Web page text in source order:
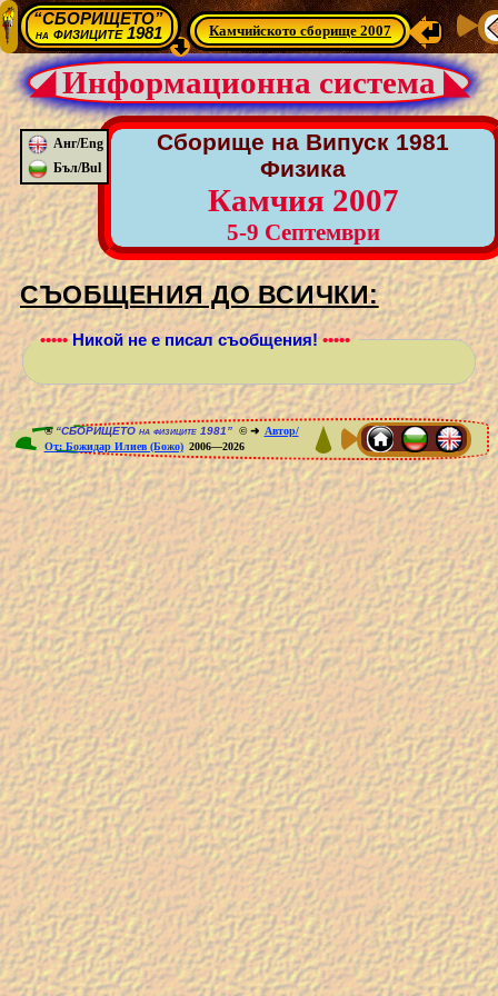
“СБОРИЩЕТО”
нафизиците 1981 Камчийското сборище 2007
◢ Информационна система ◣
Анг/Eng
Бъл/Bul
Сборище на Випуск 1981
Физика
Камчия 2007
5-9 Септември
СЪОБЩЕНИЯ ДО ВСИЧКИ:
••••• Никой не е писал съобщения!•••••
® “СБОРИЩЕТО на физиците 1981”© ➜ Автор/
От: Божидар Илиев (Божо) 2006—2026